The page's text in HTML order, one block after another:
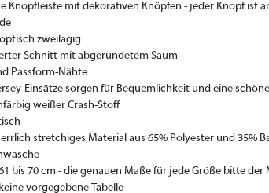
Knopfleiste mit dekorativen Knöpfen - jeder Knopf ist
zweilagig
Schnitt mit abgerundetem Saum
Passform-Nähte
Einsätze sorgen für Bequemlichkeit und eine
weißer Crash-Stoff
stretchiges Material aus 65% Polyester und 35%
bis 70 cm - die genauen Maße für jede Größe bitte
vorgegebene Tabelle